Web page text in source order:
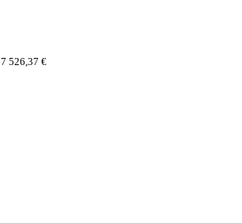
7 526,37 €